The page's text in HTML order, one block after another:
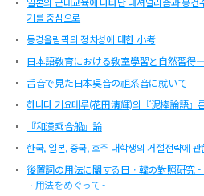
기를 중심으로
동경올림픽의 정치성에 대한 小考
日本語敎育における敎室學習と自然習得
舌音で見た日本吳音の祖系音に就いて
하나다 기요테루(花田淸輝)의『泥棒論語』
『和漢乘合船』論
한국, 일본, 중국, 호주 대학생의 거절전략에
後置詞の用法に關する日ㆍ韓の對照硏究 -
ㆍ用法をめぐって -